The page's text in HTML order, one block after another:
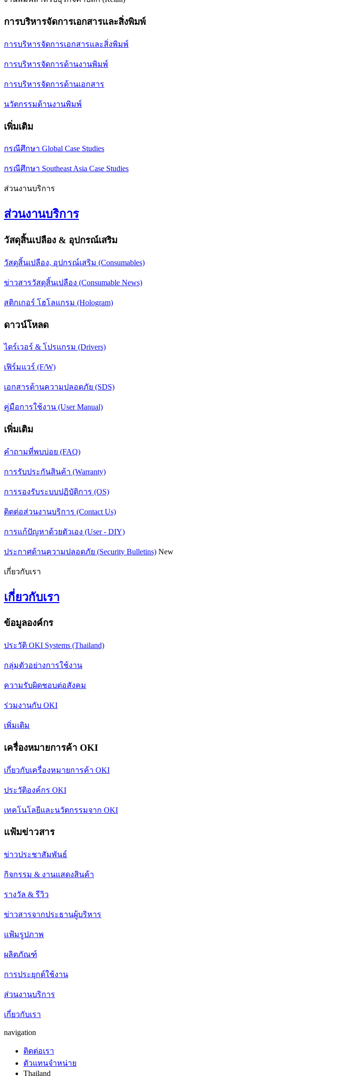
การบริหารจัดการเอกสารและสิ่งพิมพ์
การบริหารจัดการเอกสารและสิ่งพิมพ์
การบริหารจัดการด้านงานพิมพ์
การบริหารจัดการด้านเอกสาร
นวัตกรรมด้านงานพิมพ์
เพิ่มเติม
กรณีศึกษา Global Case Studies
กรณีศึกษา Southeast Asia Case Studies
ส่วนงานบริการ
ส่วนงานบริการ
วัสดุสิ้นเปลือง & อุปกรณ์เสริม
วัสดุสิ้นเปลือง, อุปกรณ์เสริม (Consumables)
ข่าวสารวัสดุสิ้นเปลือง (Consumable News)
สติกเกอร์ โฮโลแกรม (Hologram)
ดาวน์โหลด
ไดร์เวอร์ & โปรแกรม (Drivers)
เฟิร์มแวร์ (F/W)
เอกสารด้านความปลอดภัย (SDS)
คู่มือการใช้งาน (User Manual)
เพิ่มเติม
คำถามที่พบบ่อย (FAQ)
การรับประกันสินค้า (Warranty)
การรองรับระบบปฏิบัติการ (OS)
ติดต่อส่วนงานบริการ (Contact Us)
การแก้ปัญหาด้วยตัวเอง (User - DIY)
ประกาศด้านความปลอดภัย (Security Bulletins) New
เกี่ยวกับเรา
เกี่ยวกับเรา
ข้อมูลองค์กร
ประวัติ OKI Systems (Thailand)
กลุ่มตัวอย่างการใช้งาน
ความรับผิดชอบต่อสังคม
ร่วมงานกับ OKI
เพิ่มเติม
เครื่องหมายการค้า OKI
เกี่ยวกับเครื่องหมายการค้า OKI
ประวัติองค์กร OKI
เทคโนโลยีและนวัตกรรมจาก OKI
แฟ้มข่าวสาร
ข่าวประชาสัมพันธ์
กิจกรรม & งานแสดงสินค้า
รางวัล & รีวิว
ข่าวสารจากประธานผู้บริหาร
แฟ้มรูปภาพ
ผลิตภัณฑ์
การประยุกต์ใช้งาน
ส่วนงานบริการ
เกี่ยวกับเรา
navigation
ติดต่อเรา
ตัวแทนจำหน่าย
Thailand